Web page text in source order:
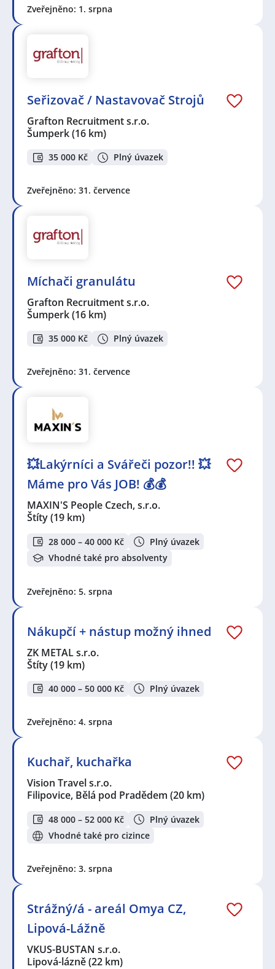
Zveřejněno: 1. srpna
Seřizovač / Nastavovač Strojů
Grafton Recruitment s.r.o.
Šumperk(16 km)
35 000 Kč Plný úvazek
Zveřejněno: 31. července
Míchači granulátu
Grafton Recruitment s.r.o.
Šumperk(16 km)
35 000 Kč Plný úvazek
Zveřejněno: 31. července
💥Lakýrníci a Svářeči pozor!! 💥
Máme pro Vás JOB! 💰💰
MAXIN'S People Czech, s.r.o.
Štíty(19 km)
28 000 – 40 000 Kč
Plný úvazek
Vhodné také pro absolventy
Zveřejněno: 5. srpna
Nákupčí + nástup možný ihned
ZK METAL s.r.o.
Štíty(19 km)
40 000 – 50 000 Kč Plný úvazek
Zveřejněno: 4. srpna
Kuchař, kuchařka
Vision Travel s.r.o.
Filipovice, Bělá pod Pradědem (20 km)
48 000 – 52 000 Kč
Plný úvazek
Vhodné také pro cizince
Zveřejněno: 3. srpna
Strážný/á - areál Omya CZ,
Lipová-Lážně
VKUS-BUSTAN s.r.o.
Lipová-lázně(22 km)